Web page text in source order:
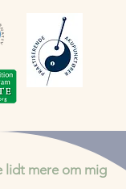
lidt mere om mig​